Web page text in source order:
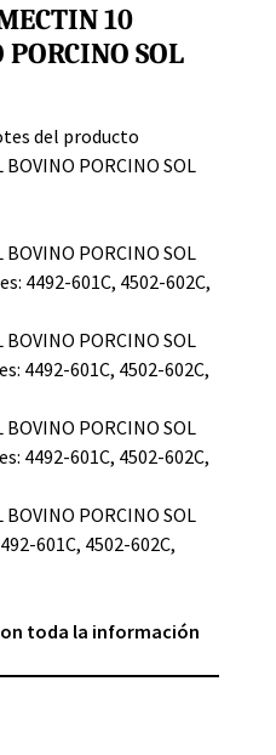
10
SOL
del producto
PORCINO SOL
PORCINO SOL
4492-601C, 4502-602C,
PORCINO SOL
4492-601C, 4502-602C,
PORCINO SOL
4492-601C, 4502-602C,
PORCINO SOL
601C, 4502-602C,
toda la información